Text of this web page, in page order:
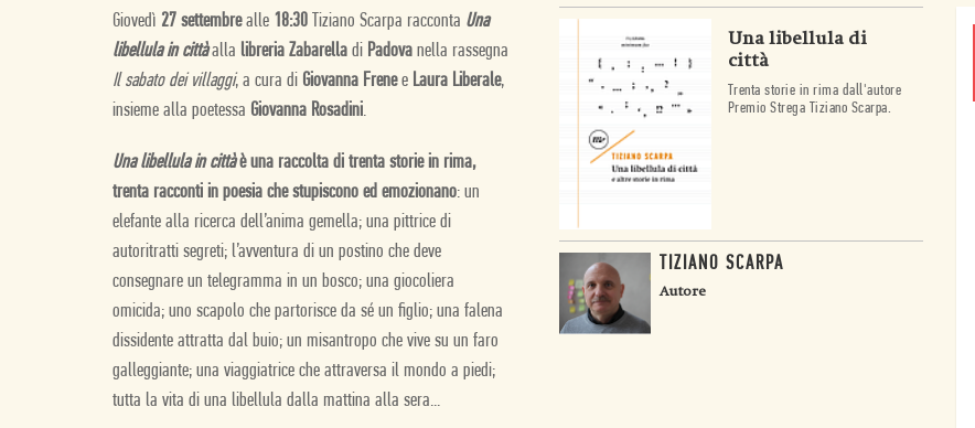
Giovedì 27 settembrealle 18:30 Tiziano Scarpa racconta Una
libellula in cittàalla libreria Zabarella di Padova nella rassegna
Il sabato dei villaggi, a cura di Giovanna Frenee Laura Liberale,
insieme alla poetessa Giovanna Rosadini.
Una libellula in cittàè una raccolta di trenta storie in rima,
trenta racconti in poesia che stupiscono ed emozionano: un
elefante alla ricerca dell’anima gemella; una pittrice di
autoritratti segreti; l’avventura di un postino che deve
consegnare un telegramma in un bosco; una giocoliera
omicida; uno scapolo che partorisce da sé un figlio; una falena
dissidente attratta dal buio; un misantropo che vive su un faro
galleggiante; una viaggiatrice che attraversa il mondo a piedi;
tutta la vita di una libellula dalla mattina alla sera...
Una libellula di
città
Trenta storie in rima dall'autore
Premio Strega Tiziano Scarpa.
TIZIANO SCARPA
Autore